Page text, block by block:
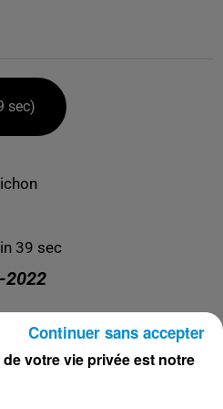
sec)
39 sec
2022
votre vie privée est notre
Continuer sans accepter